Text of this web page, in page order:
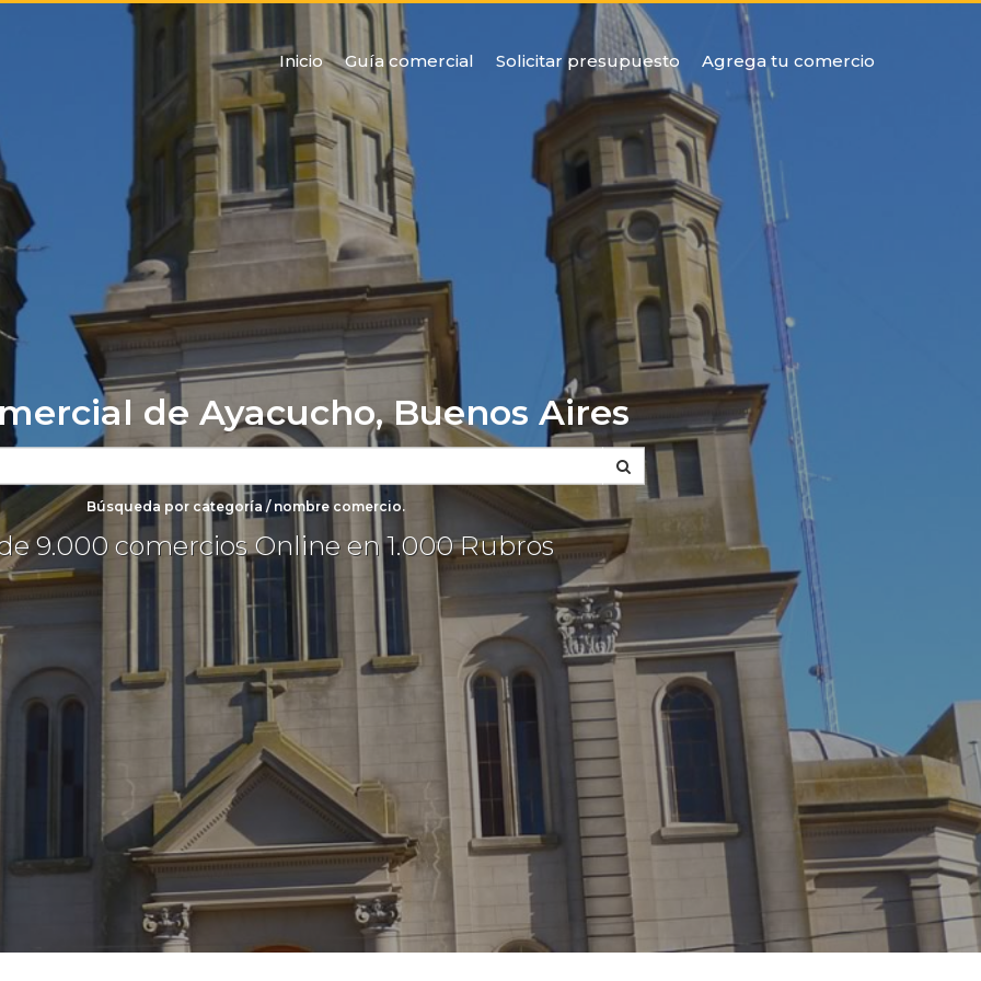
Inicio Guía comercial Solicitar presupuesto Agrega tu comercio
de Ayacucho, Buenos Aires
Búsqueda por categoría / nombre comercio.
9.000 comercios Online en 1.000 Rubros